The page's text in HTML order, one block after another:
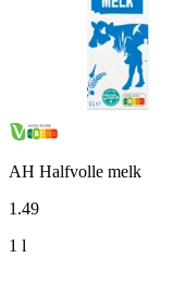
AH Halfvolle melk
1 .49
1 l